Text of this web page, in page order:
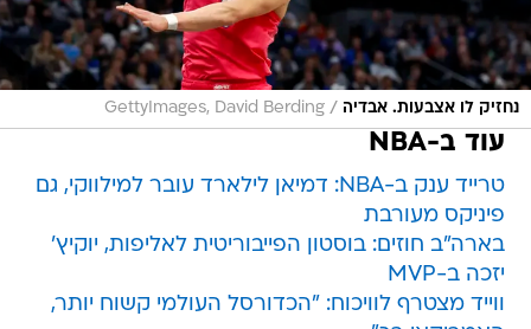
נחזיק לו אצבעות. אבדיה /
GettyImages, David Berding
עוד ב-NBA
טרייד ענק ב-NBA: דמיאן לילארד עובר למילווקי, גם
פיניקס מעורבת
בארה"ב חוזים: בוסטון הפייבוריטית לאליפות, יוקיץ'
יזכה ב-MVP
ווייד מצטרף לוויכוח: "הכדורסל העולמי קשוח יותר,